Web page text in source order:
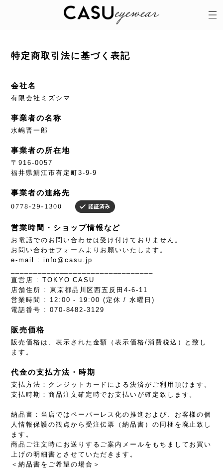
特定商取引法に基づく表記
会社名
有限会社ミズシマ
事業者の名称
水嶋晋一郎
事業者の所在地
〒916-0057
福井県鯖江市有定町3-9-9
事業者の連絡先
営業時間・ショップ情報など
お電話でのお問い合わせは受け付けておりません。
お問い合わせフォームよりお願いいたします。
e-mail : info@casu.jp
直営店 : TOKYO CASU
店舗住所 : 東京都品川区西五反田4-6-11
営業時間 : 12:00 - 19:00 (定休 / 水曜日)
電話番号 : 070-8482-3129
販売価格
販売価格は、表示された金額（表示価格/消費税込）と致し
ます。
代金の支払方法・時期
支払方法：クレジットカードによる決済がご利用頂けます。
支払時期：商品注文確定時でお支払いが確定致します。
納品書：当店ではペーパーレス化の推進および、お客様の個
人情報保護の観点から受注伝票（納品書）の同梱を廃止致し
ます。
商品ご注文時にお送りするご案内メールをもちましてお買い
上げの明細書とさせていただきます。
＜納品書をご希望の場合＞